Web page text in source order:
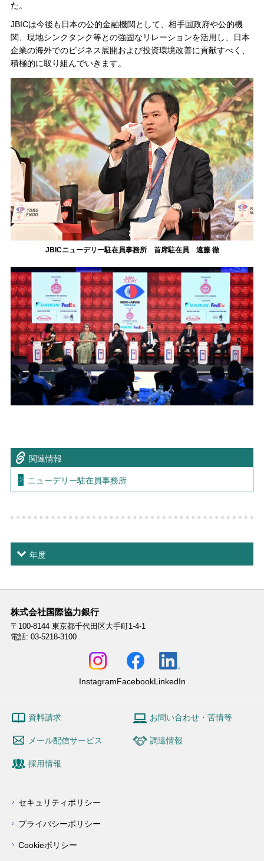
た。
JBICは今後も日本の公的金融機関として、相手国政府や公的機
関、現地シンクタンク等との強固なリレーションを活用し、日本
企業の海外でのビジネス展開および投資環境改善に貢献すべく、
積極的に取り組んでいきます。
JBICニューデリー駐在員事務所 首席駐在員 遠藤 徹
関連情報
ニューデリー駐在員事務所
年度
株式会社国際協力銀行
〒100-8144 東京都千代田区大手町1-4-1
電話: 03-5218-3100
InstagramFacebookLinkedIn
資料請求 お問い合わせ・苦情等
メール配信サービス 調達情報
採用情報
セキュリティポリシー
プライバシーポリシー
Cookieポリシー